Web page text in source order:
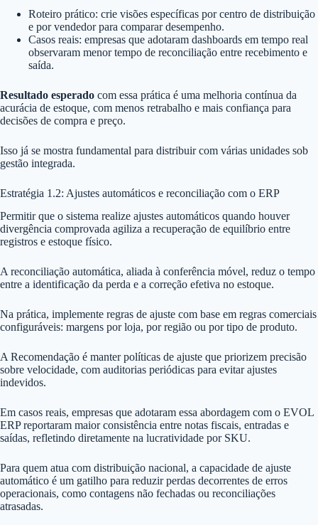
Roteiro prático: crie visões específicas por centro de distribuição
e por vendedor para comparar desempenho.
Casos reais: empresas que adotaram dashboards em tempo real
observaram menor tempo de reconciliação entre recebimento e
saída.
Resultado esperado com essa prática é uma melhoria contínua da
acurácia de estoque, com menos retrabalho e mais confiança para
decisões de compra e preço.
Isso já se mostra fundamental para distribuir com várias unidades sob
gestão integrada.
Estratégia 1.2: Ajustes automáticos e reconciliação com o ERP
Permitir que o sistema realize ajustes automáticos quando houver
divergência comprovada agiliza a recuperação de equilíbrio entre
registros e estoque físico.
A reconciliação automática, aliada à conferência móvel, reduz o tempo
entre a identificação da perda e a correção efetiva no estoque.
Na prática, implemente regras de ajuste com base em regras comerciais
configuráveis: margens por loja, por região ou por tipo de produto.
A Recomendação é manter políticas de ajuste que priorizem precisão
sobre velocidade, com auditorias periódicas para evitar ajustes
indevidos.
Em casos reais, empresas que adotaram essa abordagem com o EVOL
ERP reportaram maior consistência entre notas fiscais, entradas e
saídas, refletindo diretamente na lucratividade por SKU.
Para quem atua com distribuição nacional, a capacidade de ajuste
automático é um gatilho para reduzir perdas decorrentes de erros
operacionais, como contagens não fechadas ou reconciliações
atrasadas.